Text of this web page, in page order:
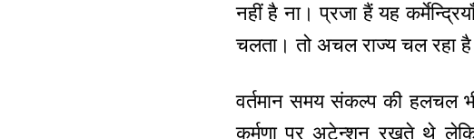
नहीं है ना। प्रजा हैं यह
चलता। तो अचल राज्य चल रहा है
वर्तमान समय संकल्प की हलचल
कर्मणा पर अटेन्शन रखते थे